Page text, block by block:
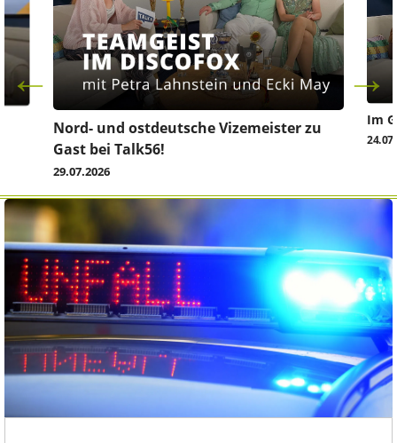
Nord- und ostdeutsche Vizemeister zu
Gast bei Talk56!
29.07.2026
Im